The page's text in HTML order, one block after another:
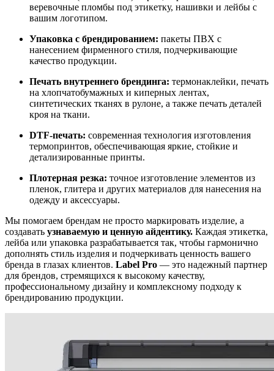
веревочные пломбы под этикетку, нашивки и лейбы с
вашим логотипом.
Упаковка с брендированием: пакеты ПВХ с
нанесением фирменного стиля, подчеркивающие
качество продукции.
Печать внутреннего брендинга: термонаклейки, печать
на хлопчатобумажных и киперных лентах,
синтетических тканях в рулоне, а также печать деталей
кроя на ткани.
DTF-печать: современная технология изготовления
термопринтов, обеспечивающая яркие, стойкие и
детализированные принты.
Плотерная резка: точное изготовление элементов из
пленок, глитера и других материалов для нанесения на
одежду и аксессуары.
Мы помогаем брендам не просто маркировать изделие, а
создавать узнаваемую и ценную айдентику. Каждая этикетка,
лейба или упаковка разрабатывается так, чтобы гармонично
дополнять стиль изделия и подчеркивать ценность вашего
бренда в глазах клиентов. Label Pro — это надежный партнер
для брендов, стремящихся к высокому качеству,
профессиональному дизайну и комплексному подходу к
брендированию продукции.